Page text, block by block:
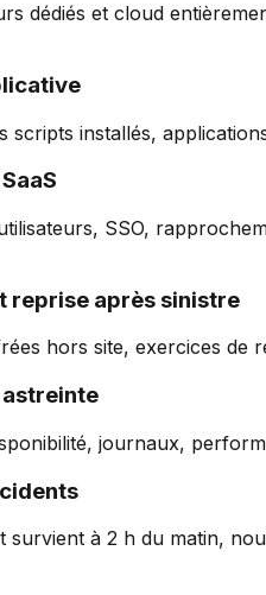
dédiés et cloud
scripts installés,
SSO,
reprise après sinistre
hors site, exercices de
journaux,
survient à 2 h du matin,